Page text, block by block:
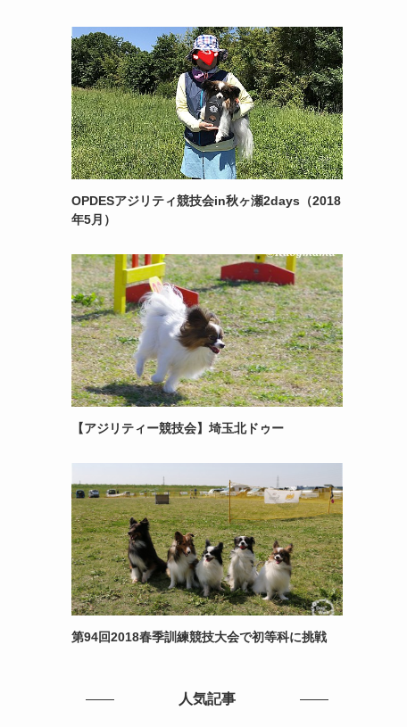
OPDESアジリティ競技会in秋ヶ瀬2days（2018
年5月）
【アジリティー競技会】埼玉北ドゥー
第94回2018春季訓練競技大会で初等科に挑戦
人気記事